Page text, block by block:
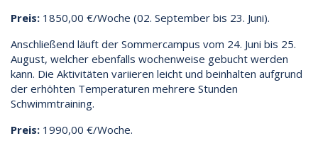
Preis: 1850,00 €/Woche (02. September bis 23. Juni).
Anschließend läuft der Sommercampus vom 24. Juni bis 25.
August, welcher ebenfalls wochenweise gebucht werden
kann. Die Aktivitäten variieren leicht und beinhalten aufgrund
der erhöhten Temperaturen mehrere Stunden
Schwimmtraining.
Preis: 1990,00 €/Woche.